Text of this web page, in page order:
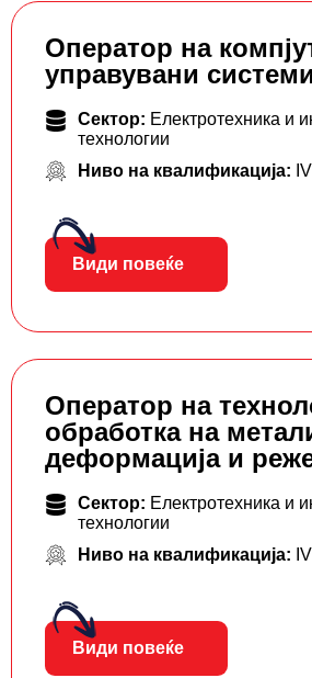
Оператор на
управувани
Сектор: Електротехника и
технологии
Ниво на квалификација: IV
Види повеќе
Оператор на
обработка на
деформација и
Сектор: Електротехника и
технологии
Ниво на квалификација: IV
Види повеќе